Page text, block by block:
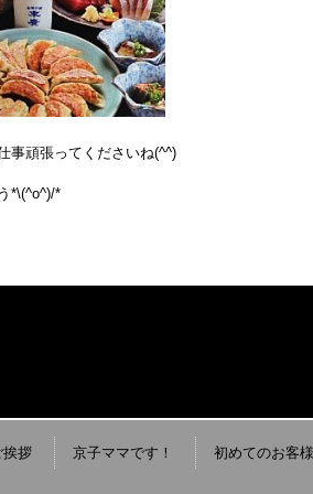
事頑張ってくださいね(^^)
*\(^o^)/*
挨拶 京子ママです！ 初めてのお客